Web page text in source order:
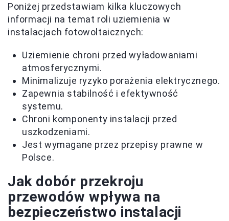
Poniżej przedstawiam kilka kluczowych
informacji na temat roli uziemienia w
instalacjach fotowoltaicznych:
Uziemienie chroni przed wyładowaniami
atmosferycznymi.
Minimalizuje ryzyko porażenia elektrycznego.
Zapewnia stabilność i efektywność
systemu.
Chroni komponenty instalacji przed
uszkodzeniami.
Jest wymagane przez przepisy prawne w
Polsce.
Jak dobór przekroju
przewodów wpływa na
bezpieczeństwo instalacji